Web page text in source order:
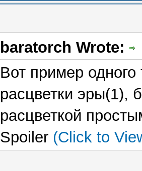
baratorch Wrote:
Вот пример одного
расцветки эры(1),
расцветкой
Spoiler (Click to